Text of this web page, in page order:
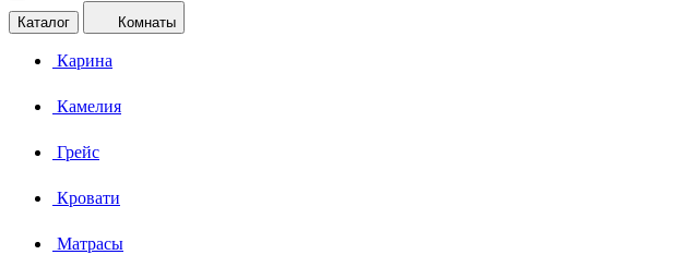
Каталог Комнаты
Карина
Камелия
Грейс
Кровати
Матрасы